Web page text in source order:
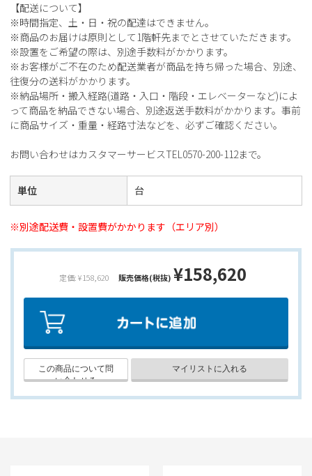
【配送について】
※時間指定、土・日・祝の配達はできません。
※商品のお届けは原則として1階軒先までとさせていただきます。
※設置をご希望の際は、別途手数料がかかります。
※お客様がご不在のため配送業者が商品を持ち帰った場合、別途、
往復分の送料がかかります。
※納品場所・搬入経路(道路・入口・階段・エレベーターなど)によ
って商品を納品できない場合、別途返送手数料がかかります。事前
に商品サイズ・重量・経路寸法などを、必ずご確認ください。
お問い合わせはカスタマーサービスTEL0570-200-112まで。
単位 台
※別途配送費・設置費がかかります（エリア別）
定価: ¥158,620 販売価格(税抜) ¥158,620